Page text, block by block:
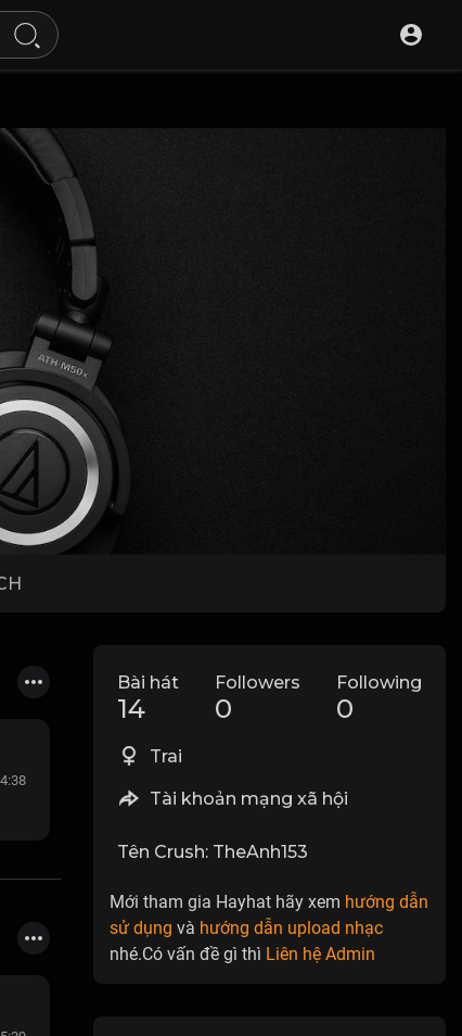
4:38
Bài hát
14
Followers
0
Following
0
Trai
Tài khoản mạng xã hội
Tên Crush: TheAnh153
Mới tham gia Hayhat hãy xem hướng dẫn
sử dụng và hướng dẫn upload nhạc
nhé.Có vấn đề gì thì Liên hệ Admin